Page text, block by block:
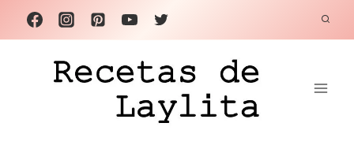
Saltar
al
contenido